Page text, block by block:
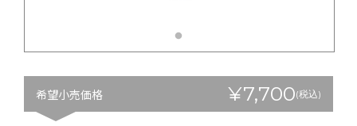
希望小売価格 ¥7,700(税込)